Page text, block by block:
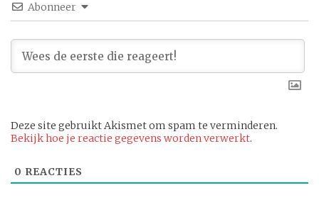
Abonneer
Deze site gebruikt Akismet om spam te verminderen.
Bekijk hoe je reactie gegevens worden verwerkt.
0 REACTIES